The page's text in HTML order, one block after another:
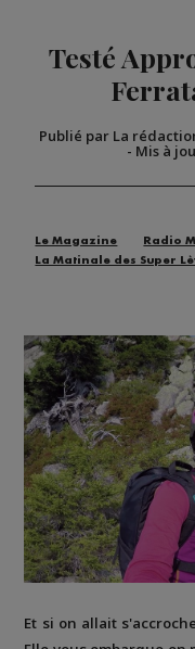
Testé
Publié par La
- Mis à
Le Magazine Radio
La Matinale des Super
Et si on allait